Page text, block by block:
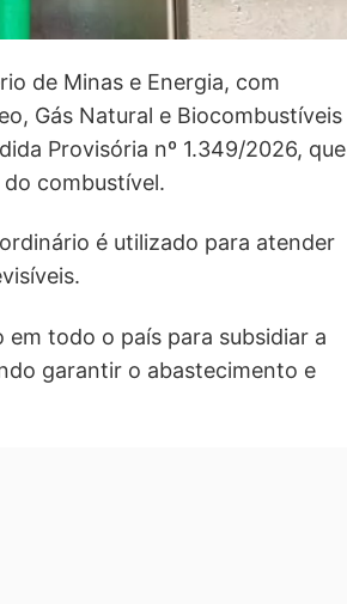
de Minas e Energia, com
Gás Natural e Biocombustíveis
Provisória nº 1.349/2026, que
combustível.
é utilizado para atender
todo o país para subsidiar a
garantir o abastecimento e